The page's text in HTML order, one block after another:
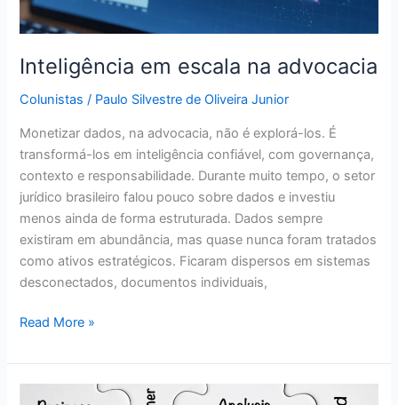
Inteligência em escala na advocacia
Colunistas / Paulo Silvestre de Oliveira Junior
Monetizar dados, na advocacia, não é explorá-los. É
transformá-los em inteligência confiável, com governança,
contexto e responsabilidade. Durante muito tempo, o setor
jurídico brasileiro falou pouco sobre dados e investiu
menos ainda de forma estruturada. Dados sempre
existiram em abundância, mas quase nunca foram tratados
como ativos estratégicos. Ficaram dispersos em sistemas
desconectados, documentos individuais,
Read More »